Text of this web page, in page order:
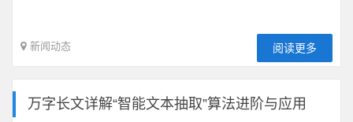
新闻动态 阅读更多
万字长文详解“智能文本抽取”算法进阶与应用